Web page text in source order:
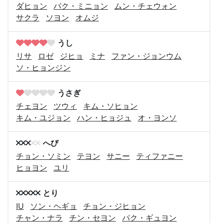
ダヒョン
パク・ミニョン
ムン・チェウォン
サクラ
ソヨン オムジ
うし
リサ
ロゼ ジヒョ ミナ
ファン・ジョンウム
ソ・ヒョンジン
うさぎ
チェヨン
ツウィ
キム・ソヒョン
キム・ユジョン
ハン・ヒョジュ オ・ヨンソ
へび
チョン・ソミン
テヨン サニー
ティファニー
ヒョヨン
ユリ
とり
IU
ソン・ヘギョ
チョン・ジヒョン
チャン・ナラ
チン・セヨン パク・ギュヨン